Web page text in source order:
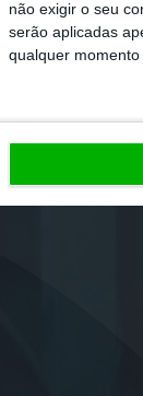
não exigir o seu
serão aplicadas
qualquer